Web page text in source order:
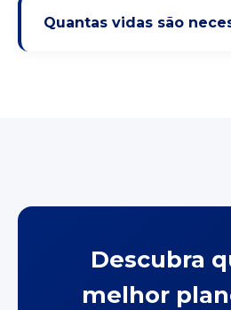
Quantas vidas são
Descubra
melhor